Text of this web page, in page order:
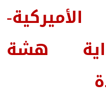
هشة